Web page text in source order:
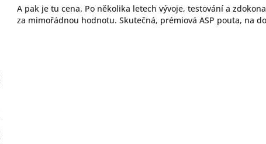
A pak je tu cena. Po několika letech vývoje, testování a
za mimořádnou hodnotu. Skutečná, prémiová ASP pouta, na